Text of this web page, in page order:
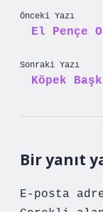
Önceki Yazı
El Pençe
Sonraki Yazı
Köpek
Bir yanıt
E-posta